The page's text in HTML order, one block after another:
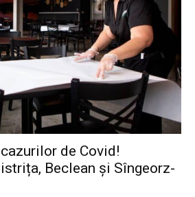
de Covid!
Beclean și Sîngeorz-